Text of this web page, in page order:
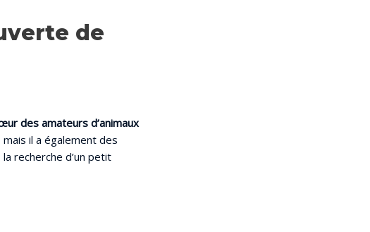
de
des amateurs d’animaux
il a également des
recherche d’un petit